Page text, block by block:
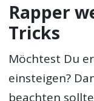
Rapper
Tricks
Möchtest Du
einsteigen?
beachten